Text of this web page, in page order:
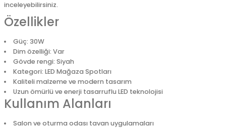
inceleyebilirsiniz.
Özellikler
Güç: 30W
Dim özelliği: Var
Gövde rengi: Siyah
Kategori: LED Mağaza Spotları
Kaliteli malzeme ve modern tasarım
Uzun ömürlü ve enerji tasarruflu LED teknolojisi
Kullanım Alanları
Salon ve oturma odası tavan uygulamaları